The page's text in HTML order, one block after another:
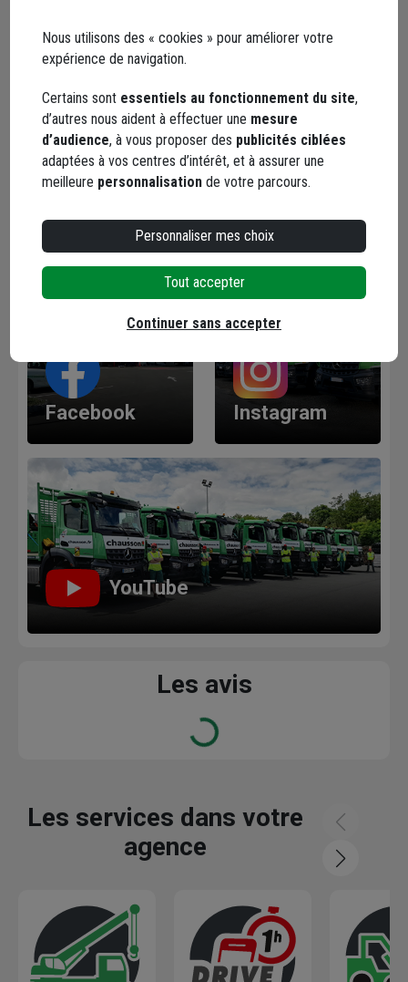
Votre message* :
Envoyer
Les réseaux sociaux
Facebook Instagram
YouTube
Les avis
Loading...
Les services dans votre
agence
Nous utilisons des « cookies » pour améliorer votre
expérience de navigation.
Certains sont essentiels au fonctionnement du site,
d’autres nous aident à effectuer une mesure
d’audience, à vous proposer des publicités ciblées
adaptées à vos centres d’intérêt, et à assurer une
meilleure personnalisation de votre parcours.
Personnaliser mes choix
Tout accepter
Continuer sans accepter